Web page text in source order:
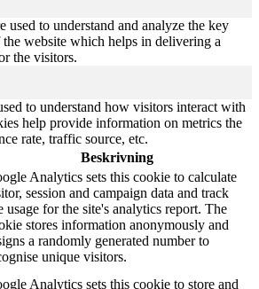
used to understand and analyze the key
website which helps in delivering a
the visitors.
to understand how visitors interact with
help provide information on metrics the
rate, traffic source, etc.
Beskrivning
Analytics sets this cookie to calculate
session and campaign data and track
usage for the site's analytics report. The
stores information anonymously and
a randomly generated number to
unique visitors.
Analytics sets this cookie to store and